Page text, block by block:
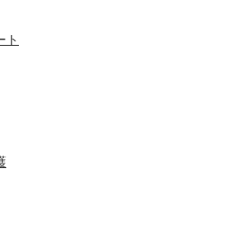
ト